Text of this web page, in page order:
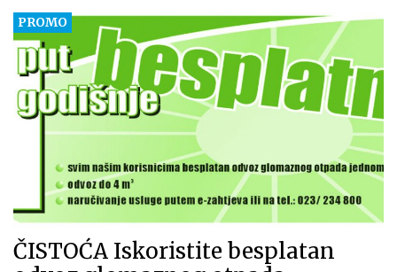
ČISTOĆA Iskoristite besplatan